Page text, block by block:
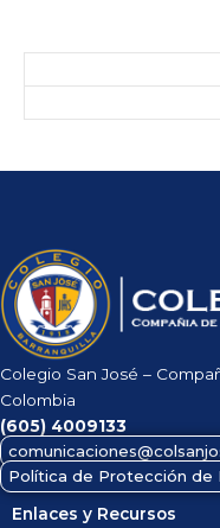
Colegio San José –
Colombia
(605) 4009133
Política de Protección de
Enlaces y Recursos